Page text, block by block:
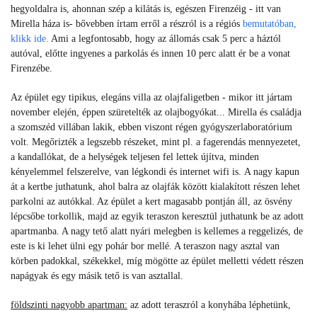
hegyoldalra is, ahonnan szép a kilátás is, egészen Firenzéig - itt van
Mirella háza is- bővebben írtam erről a részról is a régiós bemutatóban,
klikk ide. Ami a legfontosabb, hogy az állomás csak 5 perc a háztól
autóval, előtte ingyenes a parkolás és innen 10 perc alatt ér be a vonat
Firenzébe.
Az épület egy tipikus, elegáns villa az olajfaligetben - mikor itt jártam
november elején, éppen szüretelték az olajbogyókat... Mirella és családja
a szomszéd villában lakik, ebben viszont régen gyógyszerlaboratórium
volt. Megőrizték a legszebb részeket, mint pl. a fagerendás mennyezetet,
a kandallókat, de a helységek teljesen fel lettek újítva, minden
kényelemmel felszerelve, van légkondi és internet wifi is. A nagy kapun
át a kertbe juthatunk, ahol balra az olajfák között kialakított részen lehet
parkolni az autókkal. Az épület a kert magasabb pontján áll, az ösvény
lépcsőbe torkollik, majd az egyik teraszon keresztül juthatunk be az adott
apartmanba. A nagy tető alatt nyári melegben is kellemes a reggelizés, de
este is ki lehet ülni egy pohár bor mellé. A teraszon nagy asztal van
körben padokkal, székekkel, míg mögötte az épület melletti védett részen
napágyak és egy másik tető is van asztallal.
földszinti nagyobb apartman: az adott teraszról a konyhába léphetünk,